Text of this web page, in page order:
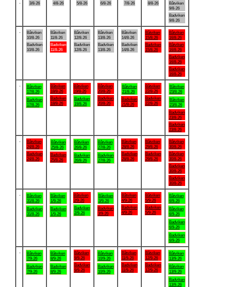
3/8-26 4/8-26 5/8-26 6/8-26 7/8-26 8/8-26
Båtviken
9/8-26
Badviken
9/8-26
Båtviken
10/8-26
Badviken
10/8-26
Båtviken
11/8-26
Badviken
11/8-26
Båtviken
12/8-26
Badviken
12/8-26
Båtviken
13/8-26
Badviken
13/8-26
Båtviken
14/8-26
Badviken
14/8-26
Båtviken
15/8-26
Badviken
15/8-26
Båtviken
16/8-26
Båtviken
16/8-26
Badviken
16/8-26
Badviken
16/8-26
Båtviken
17/8-26
Badviken
17/8-26
Båtviken
18/8-26
Badviken
18/8-26
Båtviken
19/8-26
Badviken
19/8-26
Båtviken
20/8-26
Badviken
20/8-26
Båtviken
21/8-26
Badviken
21/8-26
Båtviken
22/8-26
Badviken
22/8-26
Båtviken
23/8-26
Båtviken
23/8-26
Badviken
23/8-26
Badviken
23/8-26
Båtviken
24/8-26
Badviken
24/8-26
Båtviken
25/8-26
Badviken
25/8-26
Båtviken
26/8-26
Badviken
26/8-26
Båtviken
27/8-26
Badviken
27/8-26
Båtviken
28/8-26
Badviken
28/8-26
Båtviken
29/8-26
Badviken
29/8-26
Båtviken
30/8-26
Båtviken
30/8-26
Badviken
30/8-26
Badviken
30/8-26
Båtviken
31/8-26
Badviken
31/8-26
Båtviken
1/9-26
Badviken
1/9-26
Båtviken
2/9-26
Badviken
2/9-26
Båtviken
3/9-26
Badviken
3/9-26
Båtviken
4/9-26
Badviken
4/9-26
Båtviken
5/9-26
Badviken
5/9-26
Båtviken
6/9-26
Båtviken
6/9-26
Badviken
6/9-26
Badviken
6/9-26
Båtviken
7/9-26
Badviken
7/9-26
Båtviken
8/9-26
Badviken
8/9-26
Båtviken
9/9-26
Badviken
9/9-26
Båtviken
10/9-26
Badviken
10/9-26
Båtviken
11/9-26
Badviken
11/9-26
Båtviken
12/9-26
Badviken
12/9-26
Båtviken
13/9-26
Båtviken
13/9-26
Badviken
13/9-26